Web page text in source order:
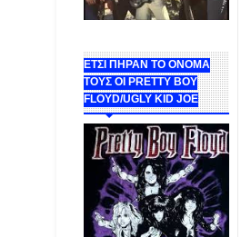
ΕΤΣΙ ΠΗΡΑΝ ΤΟ ΟΝΟΜΑ
ΤΟΥΣ ΟΙ PRETTY BOY
FLOYD/UGLY KID JOE